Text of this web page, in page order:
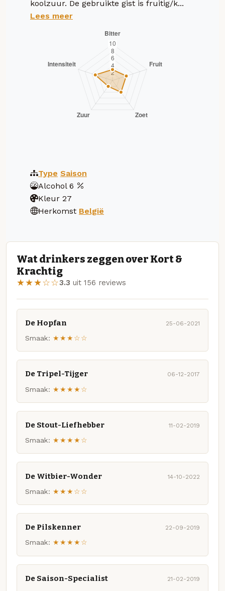
koolzuur. De gebruikte gist is fruitig/k...
Lees meer
Type Saison
Alcohol 6
Kleur 27
Herkomst België
Wat drinkers zeggen over Kort &
Krachtig
★★★☆☆3.3 uit 156 reviews
De Hopfan 25-06-2021
Smaak: ★★★☆☆
De Tripel-Tijger 06-12-2017
Smaak: ★★★★☆
De Stout-Liefhebber 11-02-2019
Smaak: ★★★★☆
De Witbier-Wonder 14-10-2022
Smaak: ★★★☆☆
De Pilskenner 22-09-2019
Smaak: ★★★★☆
De Saison-Specialist 21-02-2019